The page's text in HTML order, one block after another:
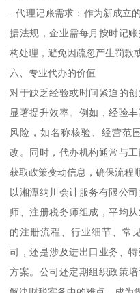
- 代理记账需求：作为新成立
据法规，企业需每月按时记
构处理，避免因疏忽产生罚款
六、专业代办的价值
对于缺乏经验或时间紧迫的
显著提升效率。例如，经验
风险，如名称核验、经营范
改。同时，代办机构通常与
获取政策变动信息，确保流程
以湘潭纳川会计服务有限公
师、注册税务师组成，平均
的注册流程、行业细节、常
司，还是涉及进出口业务、
方案。公司还定期组织政策